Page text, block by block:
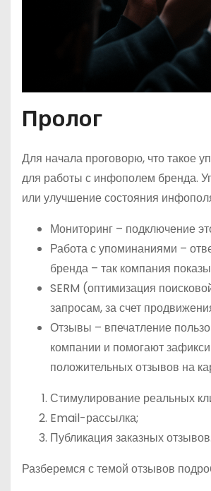
Пролог
Для начала проговорю, что такое
для работы с инфополем бренда.
или улучшение состояния
Мониторинг – подключение
Работа с упоминаниями –
бренда – так компания
SERM (оптимизация
запросам, за счет
Отзывы – впечатление
компании и помогают
положительных отзывов на
Стимулирование реальных
Email-рассылка;
Публикация заказных отзывов.
Разберемся с темой отзывов